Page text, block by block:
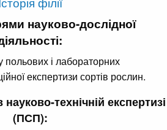
науково-дослідної
і лабораторних
експертизи сортів рослин.
технічній експертизі
(ПСП):